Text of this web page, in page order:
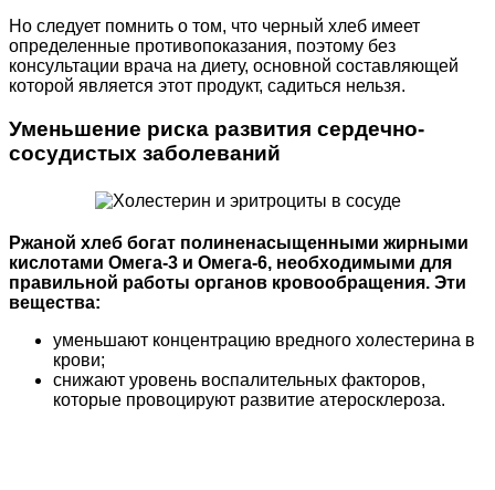
Но следует помнить о том, что черный хлеб имеет
определенные противопоказания, поэтому без
консультации врача на диету, основной составляющей
которой является этот продукт, садиться нельзя.
Уменьшение риска развития сердечно-
сосудистых заболеваний
Ржаной хлеб богат полиненасыщенными жирными
кислотами Омега-3 и Омега-6, необходимыми для
правильной работы органов кровообращения. Эти
вещества:
уменьшают концентрацию вредного холестерина в
крови;
снижают уровень воспалительных факторов,
которые провоцируют развитие атеросклероза.